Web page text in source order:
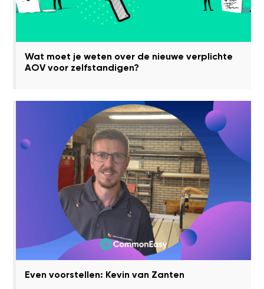
Wat moet je weten over de nieuwe verplichte
AOV voor zelfstandigen?
Even voorstellen: Kevin van Zanten